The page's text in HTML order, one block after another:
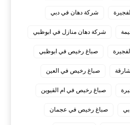
شركة دهان في دبي
شركة دهان منازل في ابوظبي
صباغ رخيص في ابوظبي
صباغ رخيص في العين
صباغ رخيص في ام القيوين
صباغ رخيص في عجمان